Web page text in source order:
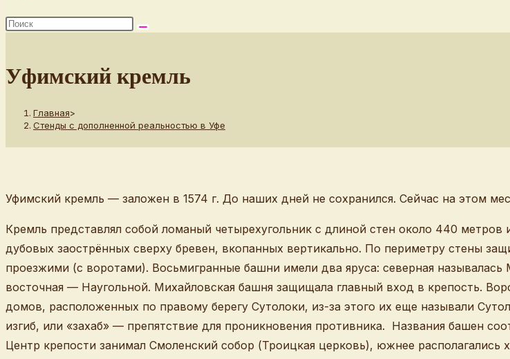
по
Уфимский кремль
Главная>
Стенды с дополненной реальностью в Уфе
Уфимский кремль — заложен в 1574 г. До наших дней не сохранился. Сейчас на этом
Кремль представлял собой ломаный четырехугольник с длиной стен около 440
дубовых заострённых сверху бревен, вкопанных вертикально. По периметру стены
проезжими (с воротами). Восьмигранные башни имели два яруса: северная
восточная — Наугольной. Михайловская башня защищала главный вход в крепость.
домов, расположенных по правому берегу Сутолоки, из-за этого их еще называли
изгиб, или «захаб» — препятствие для проникновения противника. Названия башен
Центр крепости занимал Смоленский собор (Троицкая церковь), южнее располагались